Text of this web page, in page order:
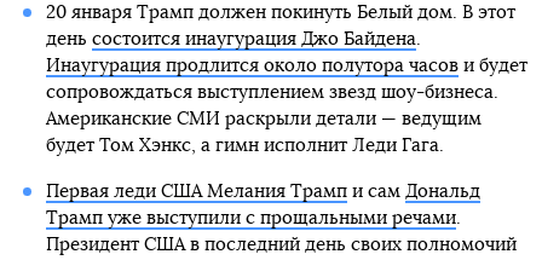
20 января Трамп должен покинуть Белый дом. В этот
день состоится инаугурация Джо Байдена
Инаугурация продлится около полутора часови будет
сопровождаться выступлением звезд шоу-бизнеса.
Американские СМИ раскрыли детали — ведущим
будет Том Хэнкс, а гимн исполнит Леди Гага.
Первая леди США Мелания Трампи сам Дональд
Трамп уже выступили с прощальными речами.
Президент США в последний день своих полномочий